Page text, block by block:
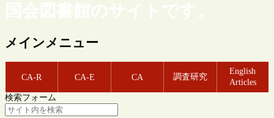
国会図書館のサイトです。
メインメニュー
CA-R CA-E CA 調査研究
English
Articles
検索フォーム